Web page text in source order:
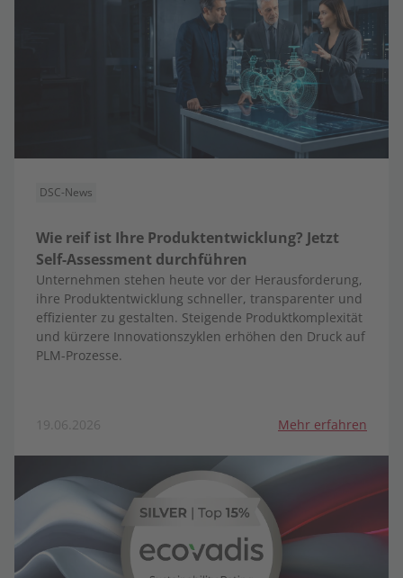
DSC-News
Wie reif ist Ihre Produktentwicklung? Jetzt
Self-Assessment durchführen
Unternehmen stehen heute vor der Herausforderung,
ihre Produktentwicklung schneller, transparenter und
effizienter zu gestalten. Steigende Produktkomplexität
und kürzere Innovationszyklen erhöhen den Druck auf
PLM-Prozesse.
19.06.2026 Mehr erfahren